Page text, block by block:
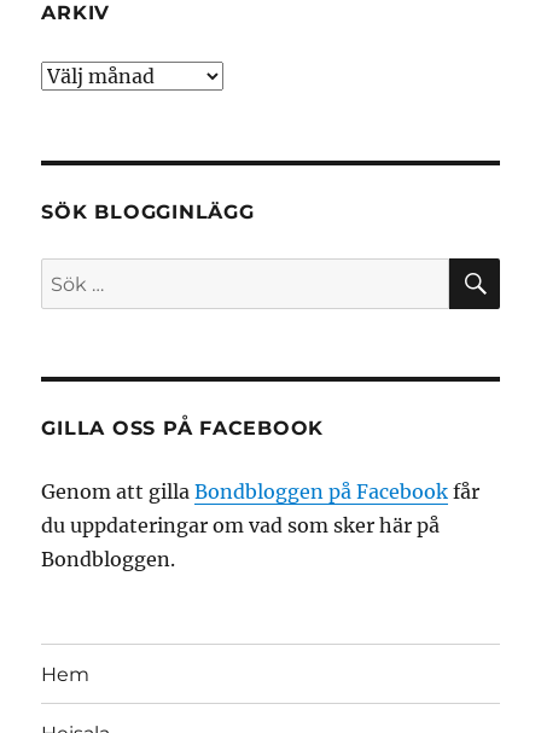
ARKIV
Arkiv
SÖK BLOGGINLÄGG
Sök
efter:
GILLA OSS PÅ FACEBOOK
Genom att gillaBondbloggen på Facebook får
du uppdateringar om vad som sker här på
Bondbloggen.
Hem